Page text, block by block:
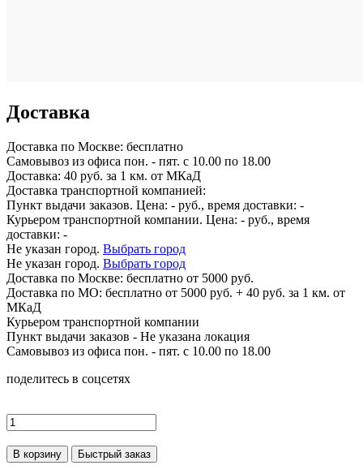
Доставка
Доставка по Москве: бесплатно
Самовывоз из офиса пон. - пят. с 10.00 по 18.00
Доставка: 40 руб. за 1 км. от МКаД
Доставка транспортной компанией:
Пункт выдачи заказов. Цена: - руб., время доставки: -
Курьером транспортной компании. Цена: - руб., время
доставки: -
Не указан город. Выбрать город
Не указан город. Выбрать город
Доставка по Москве: бесплатно от 5000 руб.
Доставка по МО: бесплатно от 5000 руб. + 40 руб. за 1 км. от
МКаД
Курьером транспортной компании
Пункт выдачи заказов - Не указана локация
Самовывоз из офиса пон. - пят. с 10.00 по 18.00
поделитесь в соцсетях
В корзину Быстрый заказ